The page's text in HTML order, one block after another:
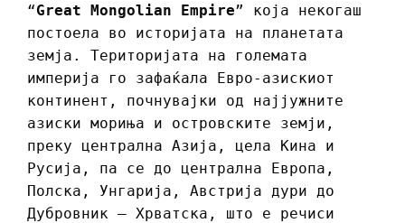
“Great Mongolian Empire” која некогаш
постоeла во историјата на планетата
земја. Територијата на големата
империја го зафаќала Евро-азискиот
континент, почнувајки од најјужните
азиски мориња и островските земји,
преку централна Азија, цела Кина и
Русија, па се до централна Европа,
Полска, Унгарија, Австрија дури до
Дубровник – Хрватска, што е речиси